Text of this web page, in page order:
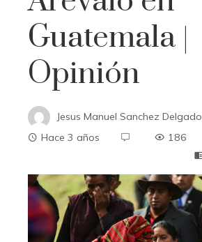
Guatemala |
Opinión
Jesus Manuel Sanchez Delgado
Hace 3 años
186